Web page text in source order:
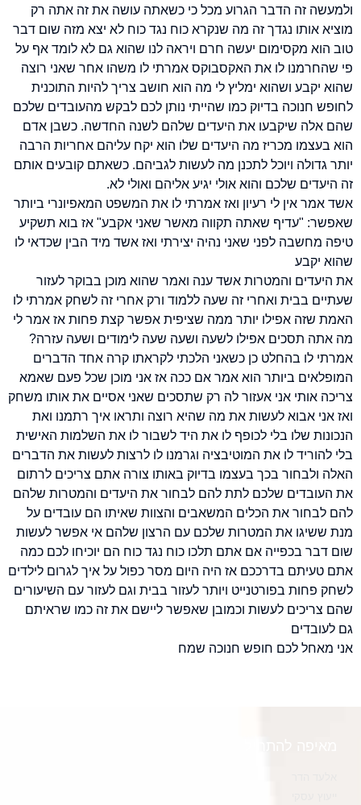
ולמעשה זה הדבר הגרוע מכל כי כשאתה עושה את זה אתה רק
מוציא אותו נגדך זה מה שנקרא כוח נגד כוח לא יצא מזה שום דבר
טוב הוא מקסימום יעשה חרם ויראה לנו שהוא גם לא לומד אף על
פי שהחרמנו לו את האקסבוקס אמרתי לו משהו אחר שאני רוצה
שהוא יקבע ושהוא ימליץ לי מה הוא חושב צריך להיות התוכנית
לחופש חנוכה בדיוק כמו שהייתי נותן לכם לבקש מהעובדים שלכם
שהם אלה שיקבעו את היעדים שלהם לשנה החדשה. כשבן אדם
הוא בעצמו מכריז מה היעדים שלו הוא יקח עליהם אחריות הרבה
יותר גדולה ויוכל לתכנן מה לעשות לגביהם. כשאתם קובעים אותם
זה היעדים שלכם והוא אולי יגיע אליהם ואולי לא.
אשד אמר אין לי רעיון ואז אמרתי לו את המשפט המאפיונרי ביותר
שאפשר: "עדיף שאתה תקווה מאשר שאני אקבע" אז בוא תשקיע
טיפה מחשבה לפני שאני נהיה יצירתי ואז אשד מיד הבין שכדאי לו
שהוא יקבע
את היעדים והמטרות אשד ענה ואמר שהוא מוכן בבוקר לעזור
שעתיים בבית ואחרי זה שעה ללמוד ורק אחרי זה לשחק אמרתי לו
האמת שזה אפילו יותר ממה שציפית אפשר קצת פחות אז אמר לי
מה אתה תסכים אפילו לשעה ושעה שעה לימודים ושעה עזרה?
אמרתי לו בהחלט כן כשאני הלכתי לקראתו קרה אחד הדברים
המופלאים ביותר הוא אמר אם ככה אז אני מוכן שכל פעם שאמא
צריכה אותי אני אעזור לה רק שתסכים שאני אסיים את אותו משחק
ואז אני אבוא לעשות את מה שהיא רוצה ותראו איך רתמנו ואת
הנכונות שלו בלי לכופף לו את היד לשבור לו את השלמות האישית
בלי להוריד לו את המוטיבציה וגרמנו לו לרצות לעשות את הדברים
האלה ולבחור בכך בעצמו בדיוק באותו צורה אתם צריכים לרתום
את העובדים שלכם לתת להם לבחור את היעדים והמטרות שלהם
להם לבחור את הכלים המשאבים והצוות שאיתו הם עובדים על
מנת ששיגו את המטרות שלכם עם הרצון שלהם אי אפשר לעשות
שום דבר בכפייה אם אתם תלכו כוח נגד כוח הם יוכיחו לכם כמה
אתם טעיתם בדרככם אז היה היום מסר כפול על איך לגרום לילדים
לשחק פחות בפורטנייט ויותר לעזור בבית וגם לעזור עם השיעורים
שהם צריכים לעשות וכמובן שאפשר ליישם את זה כמו שראיתם
גם לעובדים
אני מאחל לכם חופש חנוכה שמח